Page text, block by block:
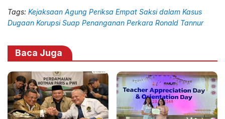
Tags: Kejaksaan Agung Periksa Empat Saksi dalam Kasus
Dugaan Korupsi Suap Penanganan Perkara Ronald Tannur
Baca Juga